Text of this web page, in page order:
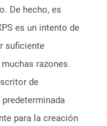
De hecho, es
es un intento de
suficiente
razones.
de
para la creación